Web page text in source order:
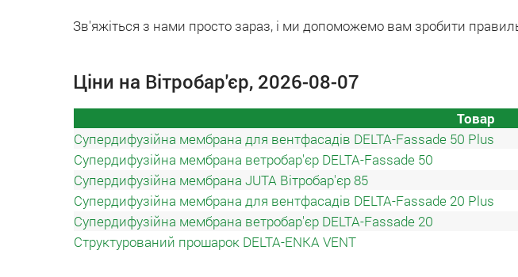
Зв'яжіться з нами просто зараз, і ми допоможемо вам зробити
Ціни на Вітробар'єр, 2026-08-07
Товар
Супердифузійна мембрана для вентфасадів DELTA-Fassade 50 Plus
Супердифузійна мембрана ветробар'єр DELTA-Fassade 50
Супердифузійна мембрана JUTA Вітробар'єр 85
Супердифузійна мембрана для вентфасадів DELTA-Fassade 20 Plus
Супердифузійна мембрана ветробар'єр DELTA-Fassade 20
Структурований прошарок DELTA-ENKA VENT